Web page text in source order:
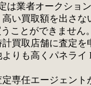
は業者オークショ
い買取額を出さな
ことができません。
買取店舗に査定を
りも高くパネライ
専任エージェント